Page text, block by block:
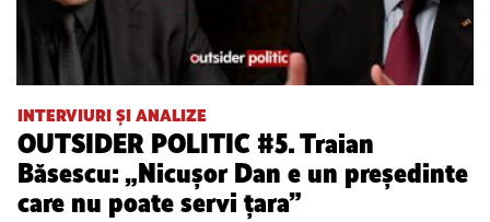
INTERVIURI ȘI ANALIZE
OUTSIDER POLITIC #5. Traian
Băsescu: „Nicușor Dan e un președinte
care nu poate servi țara”